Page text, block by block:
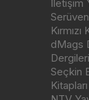
İletişim
dMags
Dergileri
Seçkin
Kitapları